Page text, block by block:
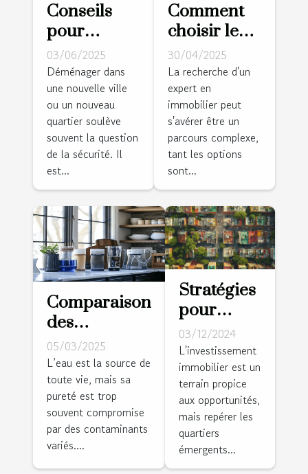
Conseils
pour
choisir un
quartier sûr
lorsque
vous
déménagez
03/06/2025
Déménager dans
une nouvelle ville
ou un nouveau
quartier soulève
souvent la question
de la sécurité. Il
est...
Comment
choisir le
meilleur
expert pour
vos besoins
immobiliers
?
30/04/2025
La recherche d'un
expert en
immobilier peut
s'avérer être un
parcours complexe,
tant les options
sont...
Comparaison
des
méthodes de
purification
de l'eau à la
maison
05/03/2025
L’eau est la source de
toute vie, mais sa
pureté est trop
souvent compromise
par des contaminants
variés....
Stratégies
pour
identifier
et investir
dans des
quartiers
émergents
03/12/2024
L'investissement
immobilier est un
terrain propice
aux opportunités,
mais repérer les
quartiers
émergents...